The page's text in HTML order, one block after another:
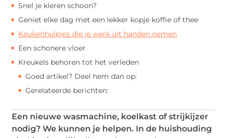
Snel je kleren schoon?
Geniet elke dag met een lekker kopje koffie of thee
Keukenhulpjes die je werk uit handen nemen
Een schonere vloer
Kreukels behoren tot het verleden
Goed artikel? Deel hem dan op:
Gerelateerde berichten:
Een nieuwe wasmachine, koelkast of strijkijzer
nodig? We kunnen je helpen. In de huishouding